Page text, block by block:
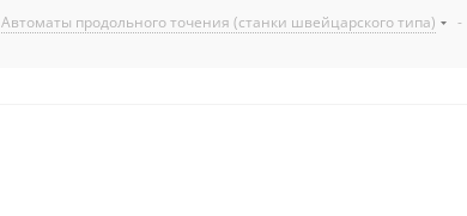
Автоматы продольного точения (станки швейцарского типа) -